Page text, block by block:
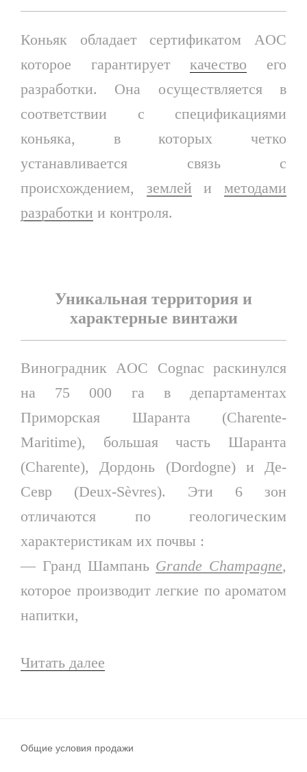
Коньяк обладает сертификатом AOC
которое гарантируеткачество его
разработки. Она осуществляется в
соответствии с спецификациями
коньяка, в которых четко
устанавливается связь с
происхождением, землей иметодами
разработки и контроля.
Уникальная территория и
характерные винтажи
Виноградник AOC Cognac раскинулся
на 75 000 га в департаментах
Приморская Шаранта (Charente-
Maritime), большая часть Шаранта
(Charente), Дордонь (Dordogne) и Де-
Севр (Deux-Sèvres). Эти 6 зон
отличаются по геологическим
характеристикам их почвы :
— Гранд Шампань Grande Champagne,
которое производит легкие по ароматом
напитки,
Читать далее
Общие условия продажи